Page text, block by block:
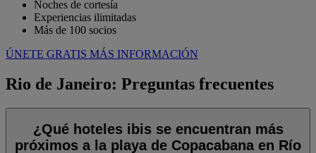
Noches de cortesía
Experiencias ilimitadas
Más de 100 socios
ÚNETE GRATIS MÁS INFORMACIÓN
Rio de Janeiro: Preguntas frecuentes
¿Qué hoteles ibis se encuentran más
próximos a la playa de Copacabana en Río